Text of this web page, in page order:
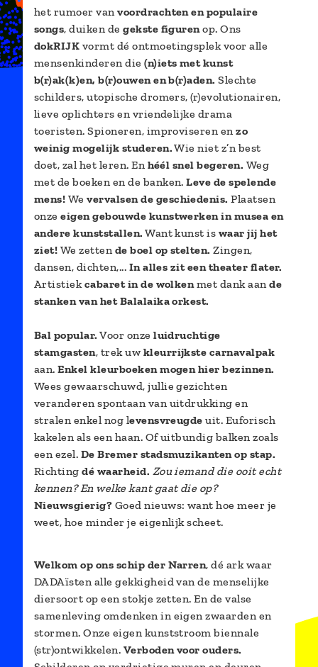
het rumoer van voordrachten en populaire
songs, duiken degekste figurenop. Ons
dokRIJK vormt dé ontmoetingsplek voor alle
mensenkinderen die (n)iets met kunst
b(r)ak(k)en, b(r)ouwen en b(r)aden. Slechte
schilders, utopische dromers, (r)evolutionairen,
lieve oplichters en vriendelijke drama
toeristen. Spioneren, improviseren enzo
weinig mogelijk studeren.Wie niet z’n best
doet, zal het leren. En héél snel begeren. Weg
met de boeken en de banken. Leve de spelende
mens! Wevervalsen de geschiedenis.Plaatsen
onzeeigen gebouwde kunstwerken in musea en
andere kunststallen. Want kunst is waar jij het
ziet! We zetten de boel op stelten. Zingen,
dansen, dichten,... In alles zit een theater flater.
Artistiekcabaret in de wolkenmet dank aande
stanken van het Balalaika orkest.
Bal popular. Voor onzeluidruchtige
stamgasten, trek uw kleurrijkste carnavalpak
aan.Enkel kleurboeken mogen hier bezinnen.
Wees gewaarschuwd, jullie gezichten
veranderen spontaan van uitdrukking en
stralen enkel nog levensvreugde uit. Euforisch
kakelen als een haan. Of uitbundig balken zoals
een ezel. De Bremer stadsmuzikanten op stap.
Richtingdé waarheid. Zou iemand die ooit echt
kennen? En welke kant gaat die op?
Nieuwsgierig? Goed nieuws: wanthoe meer je
weet, hoe minder je eigenlijk scheet.
Welkom op ons schip der Narren, dé ark waar
DADAïsten alle gekkigheid van de menselijke
diersoort op een stokje zetten. En de valse
samenleving omdenken in eigen zwaarden en
stormen.Onze eigen kunststroom biennale
(str)ontwikkelen. Verboden voor ouders.